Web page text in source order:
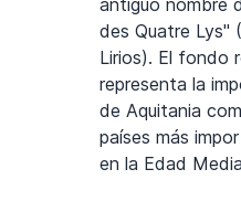
des Quatre Lys"
Lirios). El fondo
representa la
de Aquitania
países más
en la Edad